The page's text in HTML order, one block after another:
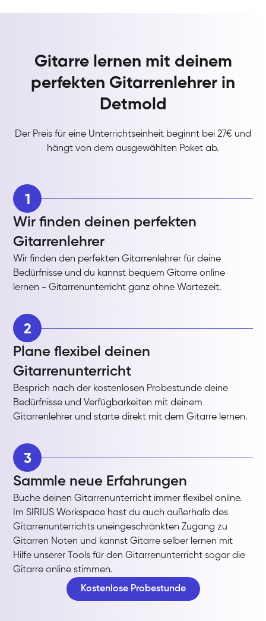
Gitarre lernen mit deinem
perfekten Gitarrenlehrer in
Detmold
Der Preis für eine Unterrichtseinheit beginnt bei 27€ und
hängt von dem ausgewählten Paket ab.
1
Wir finden deinen perfekten
Gitarrenlehrer
Wir finden den perfekten Gitarrenlehrer für deine
Bedürfnisse und du kannst bequem Gitarre online
lernen - Gitarrenunterricht ganz ohne Wartezeit.
2
Plane flexibel deinen
Gitarrenunterricht
Besprich nach der kostenlosen Probestunde deine
Bedürfnisse und Verfügbarkeiten mit deinem
Gitarrenlehrer und starte direkt mit dem Gitarre lernen.
3
Sammle neue Erfahrungen
Buche deinen Gitarrenunterricht immer flexibel online.
Im SIRIUS Workspace hast du auch außerhalb des
Gitarrenunterrichts uneingeschränkten Zugang zu
Gitarren Noten und kannst Gitarre selber lernen mit
Hilfe unserer Tools für den Gitarrenunterricht sogar die
Gitarre online stimmen.
Kostenlose Probestunde